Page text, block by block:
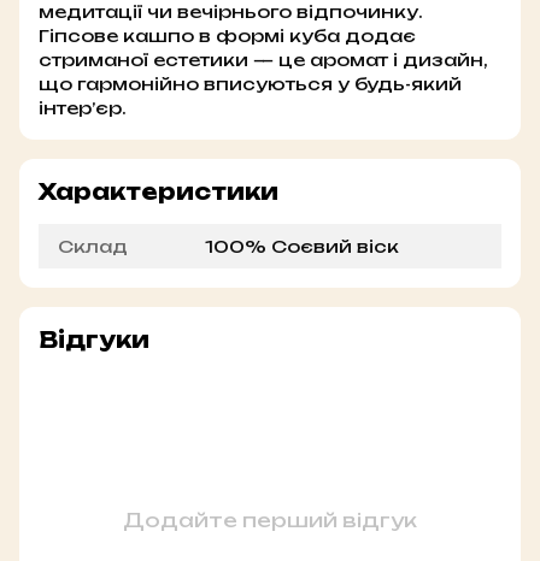
медитації чи вечірнього відпочинку.
Гіпсове кашпо в формі куба додає
стриманої естетики — це аромат і дизайн,
що гармонійно вписуються у будь-який
інтер’єр.
Характеристики
Склад 100% Соєвий віск
Відгуки
Додайте перший відгук